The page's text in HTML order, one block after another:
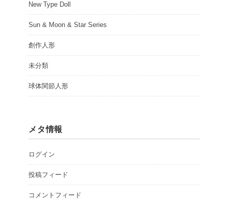
New Type Doll
Sun & Moon & Star Series
創作人形
未分類
球体関節人形
メタ情報
ログイン
投稿フィード
コメントフィード